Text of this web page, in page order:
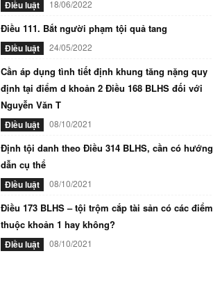
Điều luật 18/06/2022
Điều 111. Bắt người phạm tội quả tang
Điều luật 24/05/2022
Cần áp dụng tình tiết định khung tăng nặng quy
định tại điểm d khoản 2 Điều 168 BLHS đối với
Nguyễn Văn T
Điều luật 08/10/2021
Định tội danh theo Điều 314 BLHS, cần có hướng
dẫn cụ thể
Điều luật 08/10/2021
Điều 173 BLHS – tội trộm cắp tài sản có các điểm
thuộc khoản 1 hay không?
Điều luật 08/10/2021